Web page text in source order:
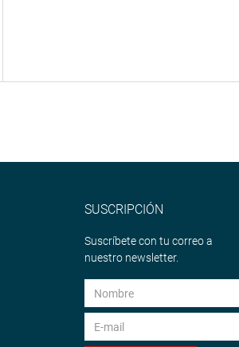
SUSCRIPCIÓN
Suscríbete con tu correo a
nuestro newsletter.